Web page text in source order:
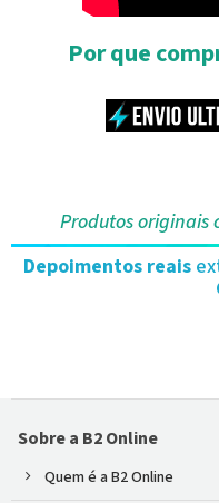
Por que
Produtos originais
Depoimentos reais
Sobre a B2 Online
Quem é a B2 Online